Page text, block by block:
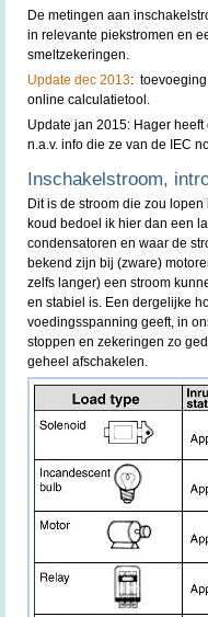
De metingen aan
in relevante piekstromen en
smeltzekeringen.
Update dec 2013:
online calculatietool.
Update jan 2015: Hager
n.a.v. info die ze van de IEC
Inschakelstroom,
Dit is de stroom die zou
koud bedoel ik hier dan een
condensatoren en waar de
bekend zijn bij (zware)
zelfs langer) een stroom
en stabiel is. Een dergelijke
voedingsspanning geeft, in
stoppen en zekeringen zo
geheel afschakelen.